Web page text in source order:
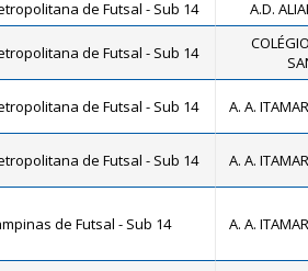
de Futsal - Sub 14 A.D.
de Futsal - Sub 14
de Futsal - Sub 14 A. A.
de Futsal - Sub 14 A. A.
de Futsal - Sub 14 A. A.